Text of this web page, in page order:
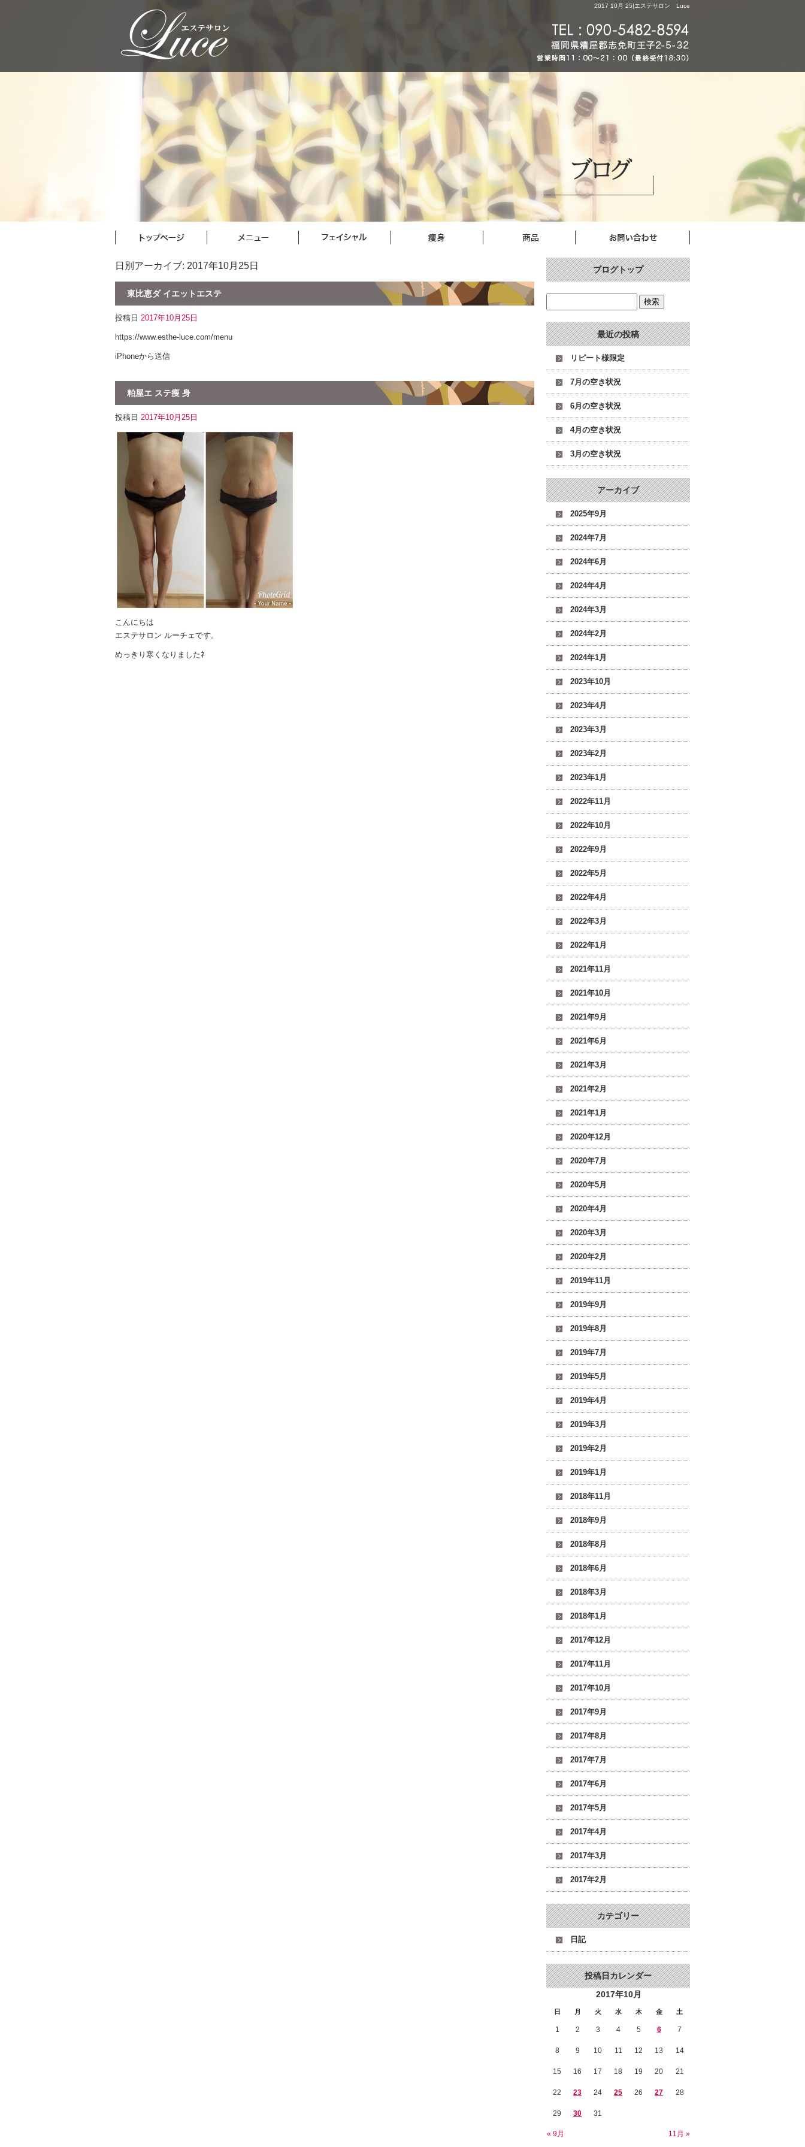
2017 10月 25|エステサロン Luce
日別アーカイブ: 2017年10月25日
東比恵ダ イエットエステ
投稿日 2017年10月25日
https://www.esthe-luce.com/menu
iPhoneから送信
粕屋エ ステ痩 身
投稿日 2017年10月25日
こんにちは
エステサロン ルーチェです。
めっきり寒くなりましたﾈ
ブログトップ
最近の投稿
リピート様限定
7月の空き状況
6月の空き状況
4月の空き状況
3月の空き状況
アーカイブ
2025年9月
2024年7月
2024年6月
2024年4月
2024年3月
2024年2月
2024年1月
2023年10月
2023年4月
2023年3月
2023年2月
2023年1月
2022年11月
2022年10月
2022年9月
2022年5月
2022年4月
2022年3月
2022年1月
2021年11月
2021年10月
2021年9月
2021年6月
2021年3月
2021年2月
2021年1月
2020年12月
2020年7月
2020年5月
2020年4月
2020年3月
2020年2月
2019年11月
2019年9月
2019年8月
2019年7月
2019年5月
2019年4月
2019年3月
2019年2月
2019年1月
2018年11月
2018年9月
2018年8月
2018年6月
2018年3月
2018年1月
2017年12月
2017年11月
2017年10月
2017年9月
2017年8月
2017年7月
2017年6月
2017年5月
2017年4月
2017年3月
2017年2月
カテゴリー
日記
投稿日カレンダー
2017年10月
日 月 火 水 木 金 土
« 9月 11月 »
1 2 3 4 5 6 7
8 9 10 11 12 13 14
15 16 17 18 19 20 21
22 23 24 25 26 27 28
29 30 31